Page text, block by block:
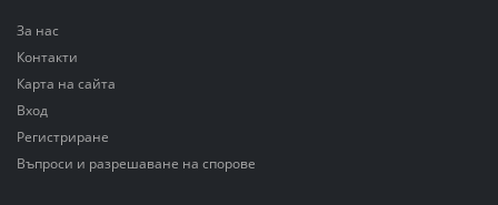
За нас
Контакти
Карта на сайта
Вход
Регистриране
Въпроси и разрешаване на спорове